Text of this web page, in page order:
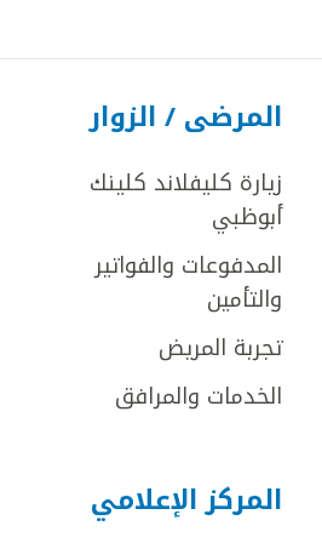
المرضى / الزوار
زيارة كليفلاند كلينك
أبوظبي
المدفوعات والفواتير
والتأمين
تجربة المريض
الخدمات والمرافق
المركز الإعلامي